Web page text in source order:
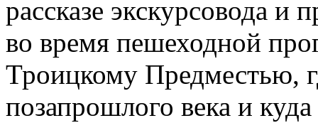
рассказе экскурсовода и
во время пешеходной
Троицкому Предместью,
позапрошлого века и